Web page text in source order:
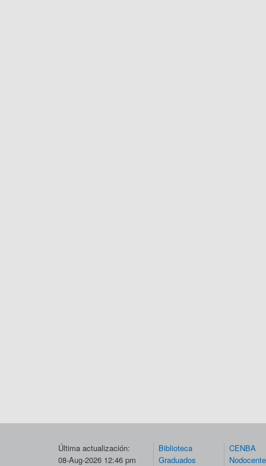
Última actualización:
08-Aug-2026 12:46 pm
Biblioteca
Graduados
CENBA